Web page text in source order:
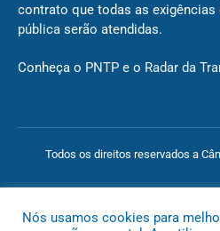
contrato que todas as exigências
pública serão atendidas.
Conheça o PNTP e o Radar da
Todos os direitos reservados a
Nós usamos cookies para